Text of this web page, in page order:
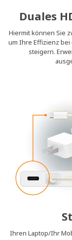
Duales
Hiermit können Sie
um Ihre Effizienz
steigern.
Ihren Laptop/Ihr